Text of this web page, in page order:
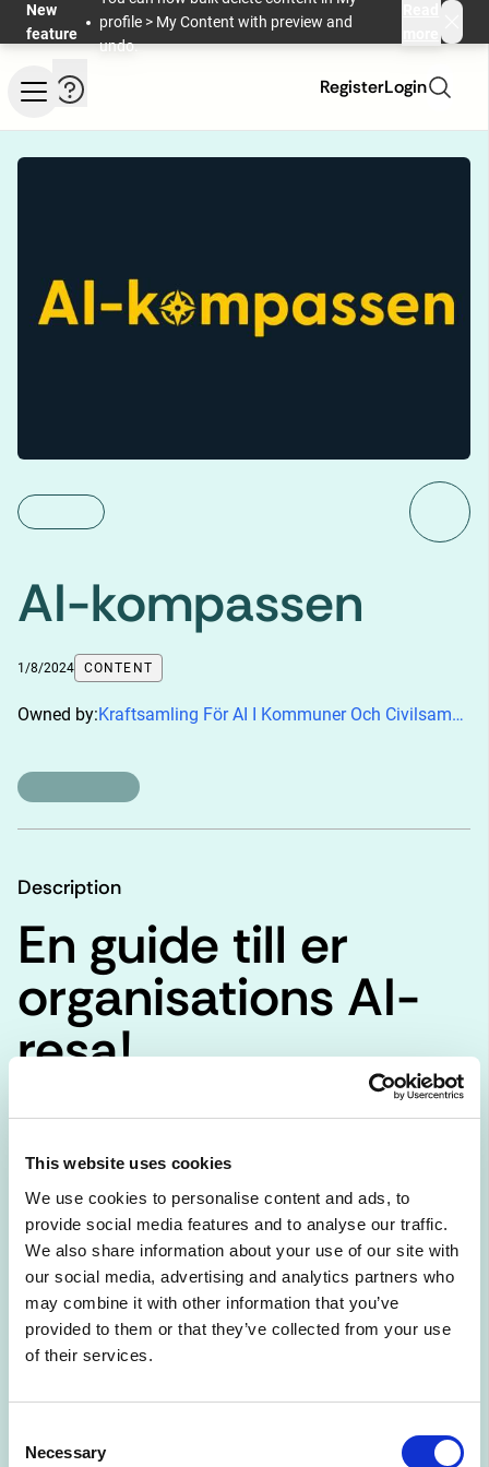
This website uses cookies
We use cookies to personalise content and ads, to
provide social media features and to analyse our traffic.
We also share information about your use of our site with
our social media, advertising and analytics partners who
may combine it with other information that you’ve
provided to them or that they’ve collected from your use
of their services.
Selection
Necessary
Skip to main content
New
feature
profile > My Content with preview and
undo.
Help and information
RegisterLogin
AI-kompassen
1/8/2024 CONTENT
Owned by: Kraftsamling För AI I Kommuner Och Civilsamhälle
Description
En guide till er
organisations AI-
resa!
AI-kompassen har samlat resurser, kunskap och material
är samlat i tre nivåer beroende på hur långt er organisation
kommit med AI.
Kompassen är under ständig utveckling, så kom gärna
med förslag på det du vill se mer av i kommentarsfältet
längst ner!
För er som är nya på AI
Poddar att följa